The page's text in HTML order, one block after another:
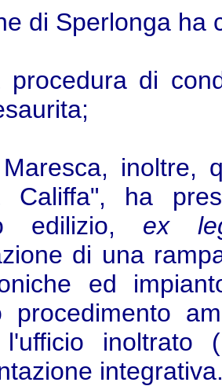
di Sperlonga ha
procedura di
inoltre,
Califfa", ha
edilizio, ex
di una
ed
procedimento
l'ufficio inoltrato